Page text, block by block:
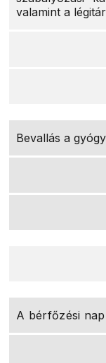
valamint a
Bevallás a
A bérfőzési